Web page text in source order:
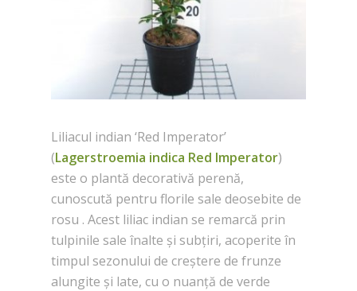
Liliacul indian ‘Red Imperator’
(Lagerstroemia indica Red Imperator)
este o plantă decorativă perenă,
cunoscută pentru florile sale deosebite de
rosu . Acest liliac indian se remarcă prin
tulpinile sale înalte și subțiri, acoperite în
timpul sezonului de creștere de frunze
alungite și late, cu o nuanță de verde